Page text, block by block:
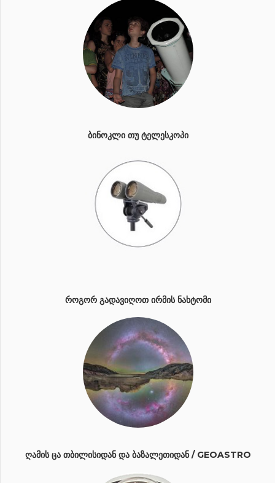
ᲑᲘᲜᲝᲙᲚᲘ ᲗᲣ ᲢᲔᲚᲔᲡᲙᲝᲞᲘ
ᲠᲝᲒᲝᲠ ᲒᲐᲓᲐᲕᲘᲦᲝᲗ ᲘᲠᲛᲘᲡ ᲜᲐᲮᲢᲝᲛᲘ
ᲦᲐᲛᲘᲡ ᲪᲐ ᲗᲑᲘᲚᲘᲡᲘᲓᲐᲜ ᲓᲐ ᲑᲐᲖᲐᲚᲔᲗᲘᲓᲐᲜ / GEOASTRO